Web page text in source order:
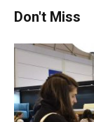
Don't Miss